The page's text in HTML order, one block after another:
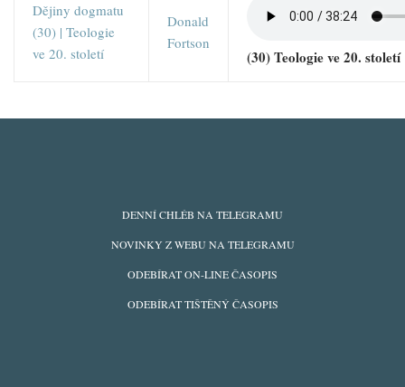
Dějiny dogmatu
(30) | Teologie
ve 20. století
Donald
Fortson
(30) Teologie ve 20. století
DENNÍ CHLÉB NA TELEGRAMU
NOVINKY Z WEBU NA TELEGRAMU
ODEBÍRAT ON-LINE ČASOPIS
ODEBÍRAT TIŠTĚNÝ ČASOPIS